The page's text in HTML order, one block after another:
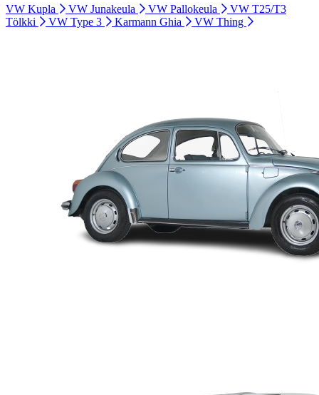
VW Kupla
VW Junakeula VW Pallokeula
VW T25/T3
Tölkki
VW Type 3 Karmann Ghia VW Thing